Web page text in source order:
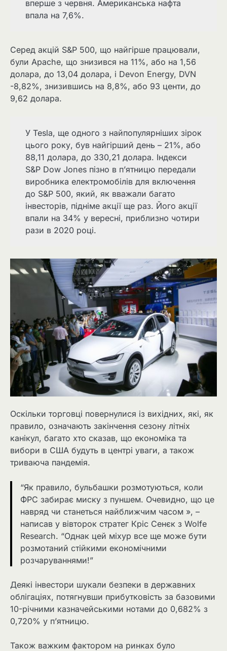
вперше з червня. Американська нафта
впала на 7,6%.
Серед акцій S&P 500, що найгірше працювали,
були Apache, що знизився на 11%, або на 1,56
долара, до 13,04 долара, і Devon Energy, DVN
-8,82%, знизившись на 8,8%, або 93 центи, до
9,62 долара.
У Tesla, ще одного з найпопулярніших зірок
цього року, був найгірший день – 21%, або
88,11 долара, до 330,21 долара. Індекси
S&P Dow Jones пізно в п’ятницю передали
виробника електромобілів для включення
до S&P 500, який, як вважали багато
інвесторів, підніме акції ще раз. Його акції
впали на 34% у вересні, приблизно чотири
рази в 2020 році.
Оскільки торговці повернулися із вихідних, які, як
правило, означають закінчення сезону літніх
канікул, багато хто сказав, що економіка та
вибори в США будуть в центрі уваги, а також
триваюча пандемія.
“Як правило, бульбашки розмотуються, коли
ФРС забирає миску з пуншем. Очевидно, що це
навряд чи станеться найближчим часом », –
написав у вівторок стратег Кріс Сенєк з Wolfe
Research. “Однак цей міхур все ще може бути
розмотаний стійкими економічними
розчаруваннями!”
Деякі інвестори шукали безпеки в державних
облігаціях, потягнувши прибутковість за базовими
10-річними казначейськими нотами до 0,682% з
0,720% у п’ятницю.
Також важким фактором на ринках було